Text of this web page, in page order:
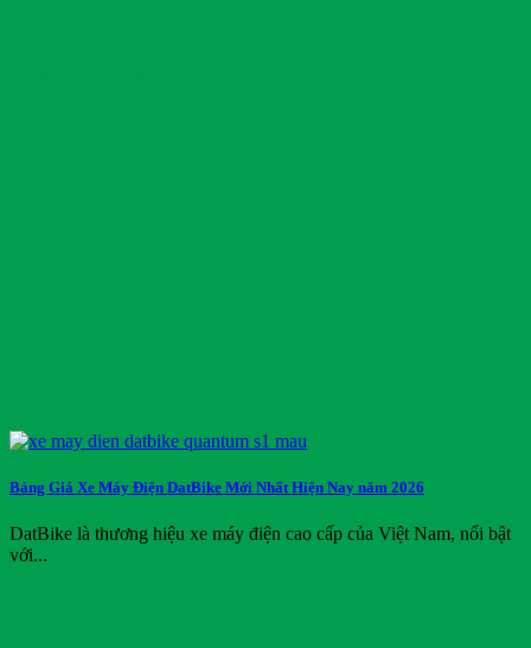
Bảng Giá Xe Máy Điện DatBike Mới Nhất Hiện Nay năm 2026
DatBike là thương hiệu xe máy điện cao cấp của Việt Nam, nổi bật
với...